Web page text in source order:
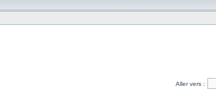
Aller vers :